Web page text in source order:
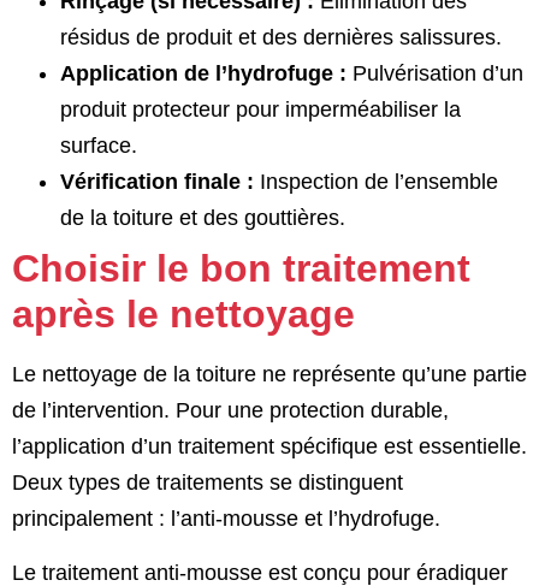
résidus de produit et des dernières salissures.
Application de l’hydrofuge : Pulvérisation d’un
produit protecteur pour imperméabiliser la
surface.
Vérification finale : Inspection de l’ensemble
de la toiture et des gouttières.
Choisir le bon traitement
après le nettoyage
Le nettoyage de la toiture ne représente qu’une partie
de l’intervention. Pour une protection durable,
l’application d’un traitement spécifique est essentielle.
Deux types de traitements se distinguent
principalement : l’anti-mousse et l’hydrofuge.
Le traitement anti-mousse est conçu pour éradiquer